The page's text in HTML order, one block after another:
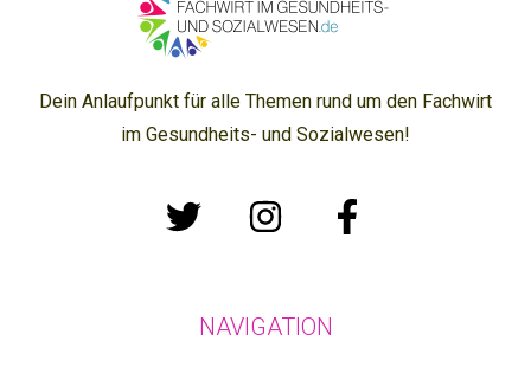
Dein Anlaufpunkt für alle Themen rund um den Fachwirt
im Gesundheits- und Sozialwesen!
NAVIGATION